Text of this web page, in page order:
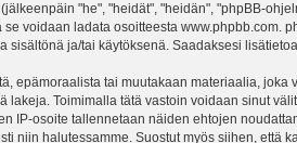
"he", "heidät", "heidän", "phpBB-
voidaan ladata osoitteesta www.phpbb.com.
sisältönä ja/tai käytöksenä. Saadaksesi
epämoraalista tai muutakaan materiaalia,
lakeja. Toimimalla tätä vastoin voidaan sinut
IP-osoite tallennetaan näiden ehtojen
niin halutessamme. Suostut myös siihen, että